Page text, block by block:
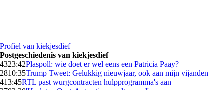
Profiel van kiekjesdief
Postgeschiedenis van kiekjesdief
4323:42Plaspoll: wie doet er wel eens een Patricia Paay?
2810:35Trump Tweet: Gelukkig nieuwjaar, ook aan mijn vijanden
413:45RTL past wurgcontracten hulpprogramma's aan